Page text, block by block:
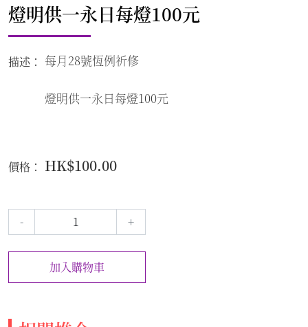
燈明供一永日每燈100元
描述： 每月28號恆例祈修
燈明供一永日每燈100元
價格： HK$100.00
- +
加入購物車